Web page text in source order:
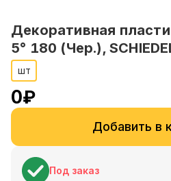
Декоративная
5° 180 (Чер.),
шт
0₽
Добавить в
Под заказ